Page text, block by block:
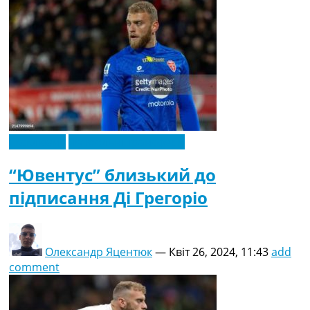
“Ювентус” близький до
підписання Ді Грегоріо
Олександр Яцентюк— Квіт 26, 2024, 11:43add
comment